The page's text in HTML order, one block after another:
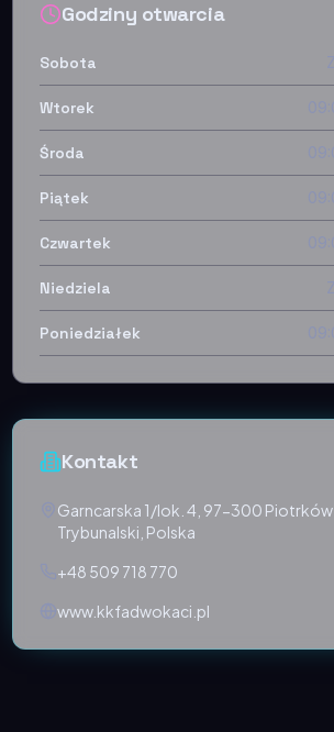
Godziny otwarcia
Sobota
Wtorek
Środa
Piątek
Czwartek
Niedziela
Poniedziałek
Kontakt
Garncarska 1/lok. 4, 97-300 Piotrków
Trybunalski, Polska
+48 509 718 770
www.kkfadwokaci.pl